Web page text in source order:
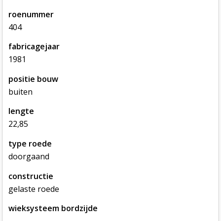
roenummer
404
fabricagejaar
1981
positie bouw
buiten
lengte
22,85
type roede
doorgaand
constructie
gelaste roede
wieksysteem bordzijde